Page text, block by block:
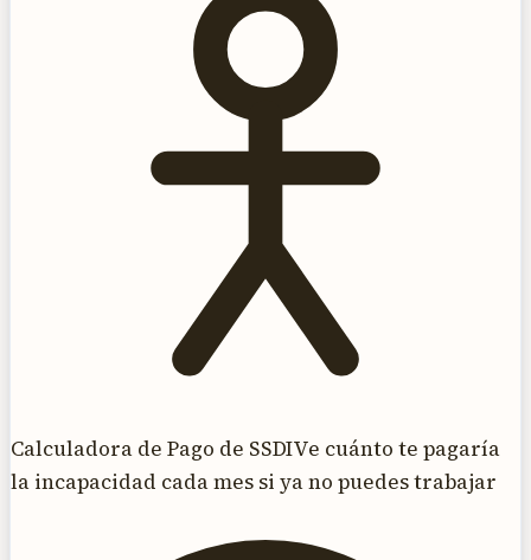
Calculadora de Pago de SSDIVe cuánto te pagaría
la incapacidad cada mes si ya no puedes trabajar